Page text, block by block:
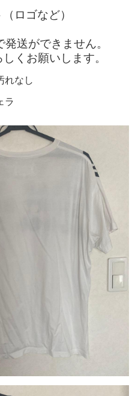
ロゴなど）
送ができません。
くお願いします。
れなし
ラ